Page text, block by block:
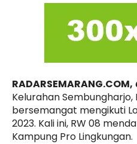
RADARSEMARANG.COM,
Kelurahan
bersemangat mengikuti
2023. Kali ini, RW 08
Kampung Pro Lingkungan.